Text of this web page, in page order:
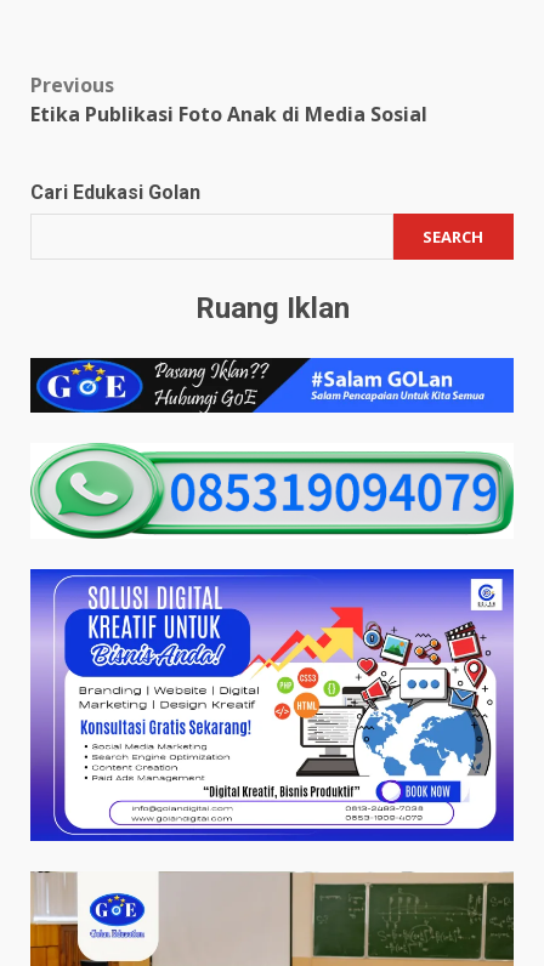
Post
Previous
Etika Publikasi Foto Anak di Media Sosial
Cari Edukasi Golan
SEARCH
Ruang Iklan